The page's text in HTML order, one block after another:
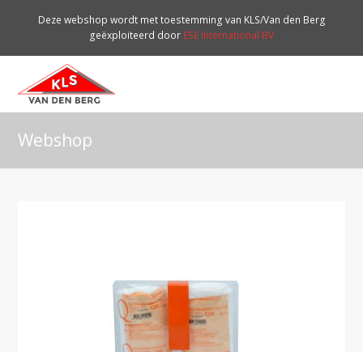
Deze webshop wordt met toestemming van KLS/Van den Berg
geëxploiteerd door ESE International BV
Webshop